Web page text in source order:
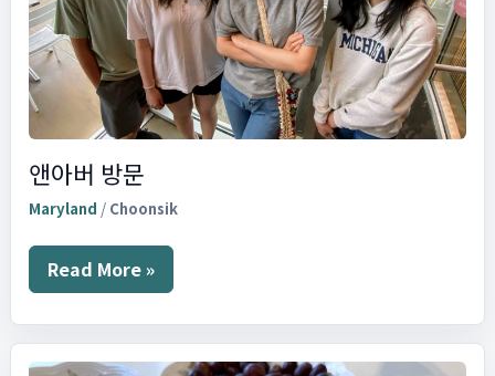
앤아버 방문
Maryland / Choonsik
앤
아
방
문
Read More »